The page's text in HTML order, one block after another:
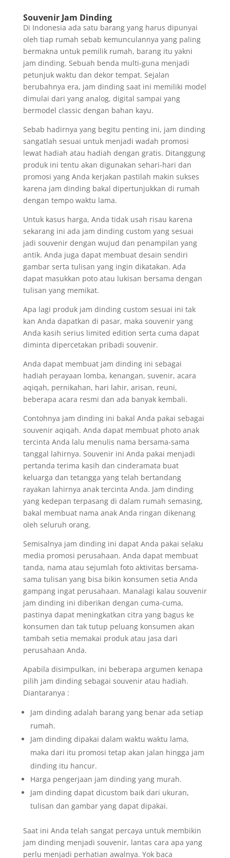
Souvenir Jam Dinding
Di Indonesia ada satu barang yang harus dipunyai
oleh tiap rumah sebab kemunculannya yang paling
bermakna untuk pemilik rumah, barang itu yakni
jam dinding. Sebuah benda multi-guna menjadi
petunjuk waktu dan dekor tempat. Sejalan
berubahnya era, jam dinding saat ini memiliki model
dimulai dari yang analog, digital sampai yang
bermodel classic dengan bahan kayu.
Sebab hadirnya yang begitu penting ini, jam dinding
sangatlah sesuai untuk menjadi wadah promosi
lewat hadiah atau hadiah dengan gratis. Ditanggung
produk ini tentu akan digunakan sehari-hari dan
promosi yang Anda kerjakan pastilah makin sukses
karena jam dinding bakal dipertunjukkan di rumah
dengan tempo waktu lama.
Untuk kasus harga, Anda tidak usah risau karena
sekarang ini ada jam dinding custom yang sesuai
jadi souvenir dengan wujud dan penampilan yang
antik. Anda juga dapat membuat desain sendiri
gambar serta tulisan yang ingin dikatakan. Ada
dapat masukkan poto atau lukisan bersama dengan
tulisan yang memikat.
Apa lagi produk jam dinding custom sesuai ini tak
kan Anda dapatkan di pasar, maka souvenir yang
Anda kasih serius limited edition serta cuma dapat
diminta dipercetakan pribadi souvenir.
Anda dapat membuat jam dinding ini sebagai
hadiah perayaan lomba, kenangan, suvenir, acara
aqiqah, pernikahan, hari lahir, arisan, reuni,
beberapa acara resmi dan ada banyak kembali.
Contohnya jam dinding ini bakal Anda pakai sebagai
souvenir aqiqah. Anda dapat membuat photo anak
tercinta Anda lalu menulis nama bersama-sama
tanggal lahirnya. Souvenir ini Anda pakai menjadi
pertanda terima kasih dan cinderamata buat
keluarga dan tetangga yang telah bertandang
rayakan lahirnya anak tercinta Anda. Jam dinding
yang kedepan terpasang di dalam rumah semasing,
bakal membuat nama anak Anda ringan dikenang
oleh seluruh orang.
Semisalnya jam dinding ini dapat Anda pakai selaku
media promosi perusahaan. Anda dapat membuat
tanda, nama atau sejumlah foto aktivitas bersama-
sama tulisan yang bisa bikin konsumen setia Anda
gampang ingat perusahaan. Manalagi kalau souvenir
jam dinding ini diberikan dengan cuma-cuma,
pastinya dapat meningkatkan citra yang bagus ke
konsumen dan tak tutup peluang konsumen akan
tambah setia memakai produk atau jasa dari
perusahaan Anda.
Apabila disimpulkan, ini beberapa argumen kenapa
pilih jam dinding sebagai souvenir atau hadiah.
Diantaranya :
Jam dinding adalah barang yang benar ada setiap
rumah.
Jam dinding dipakai dalam waktu waktu lama,
maka dari itu promosi tetap akan jalan hingga jam
dinding itu hancur.
Harga pengerjaan jam dinding yang murah.
Jam dinding dapat dicustom baik dari ukuran,
tulisan dan gambar yang dapat dipakai.
Saat ini Anda telah sangat percaya untuk membikin
jam dinding menjadi souvenir, lantas cara apa yang
perlu menjadi perhatian awalnya. Yok baca